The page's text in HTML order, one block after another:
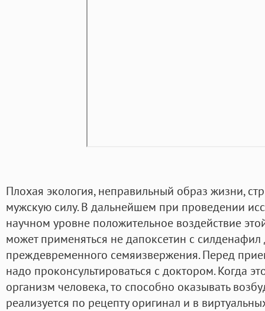
Плохая экология, неправильный образ жизни,
мужскую силу. В дальнейшем при проведении
научном уровне положительное воздействие
может применяться не дапоксетин с
преждевременного семяизвержения. Перед
надо проконсультироваться с доктором. Когда
организм человека, то способно оказывать
реализуется по рецепту оригинал и в